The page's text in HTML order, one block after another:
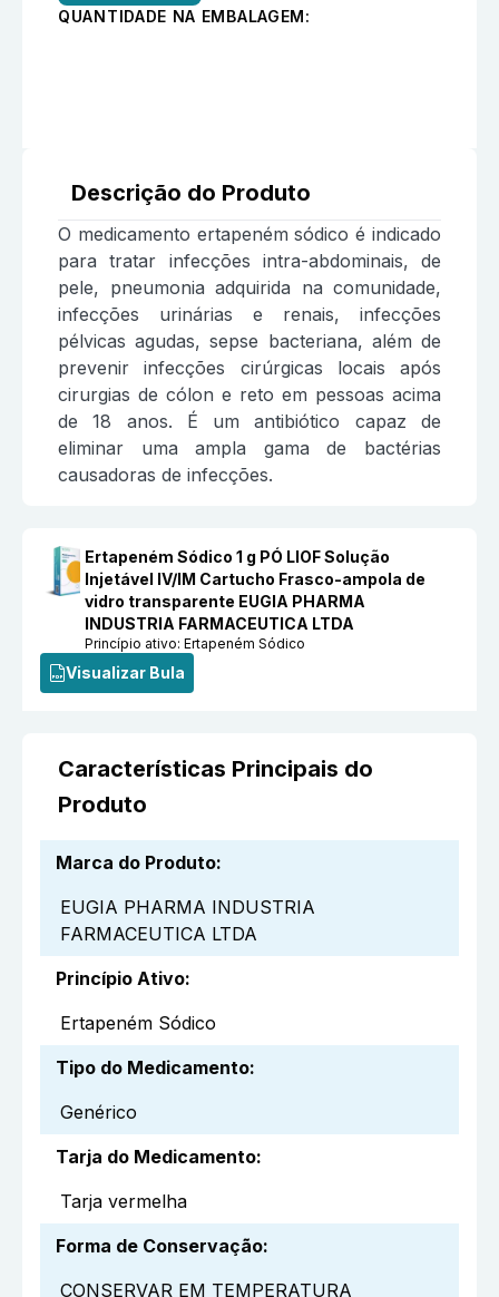
QUANTIDADE NA EMBALAGEM:
Descrição do Produto
O medicamento ertapeném sódico é indicado
para tratar infecções intra-abdominais, de
pele, pneumonia adquirida na comunidade,
infecções urinárias e renais, infecções
pélvicas agudas, sepse bacteriana, além de
prevenir infecções cirúrgicas locais após
cirurgias de cólon e reto em pessoas acima
de 18 anos. É um antibiótico capaz de
eliminar uma ampla gama de bactérias
causadoras de infecções.
Ertapeném Sódico 1 g PÓ LIOF Solução
Injetável IV/IM Cartucho Frasco-ampola de
vidro transparente EUGIA PHARMA
INDUSTRIA FARMACEUTICA LTDA
Princípio ativo:Ertapeném Sódico
Visualizar Bula
Características Principais do
Produto
Marca do Produto:
EUGIA PHARMA INDUSTRIA
FARMACEUTICA LTDA
Princípio Ativo:
Ertapeném Sódico
Tipo do Medicamento:
Genérico
Tarja do Medicamento:
Tarja vermelha
Forma de Conservação:
CONSERVAR EM TEMPERATURA